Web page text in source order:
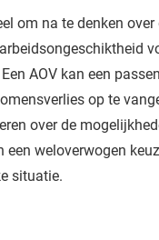
om na te denken
AOV kan een
op te
over de
een weloverwogen
situatie.